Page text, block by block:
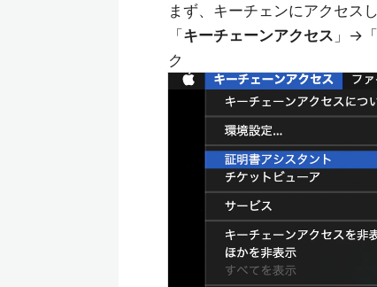
まず、キーチェンにアクセス
「 キーチェーンアクセス 」→「
ク